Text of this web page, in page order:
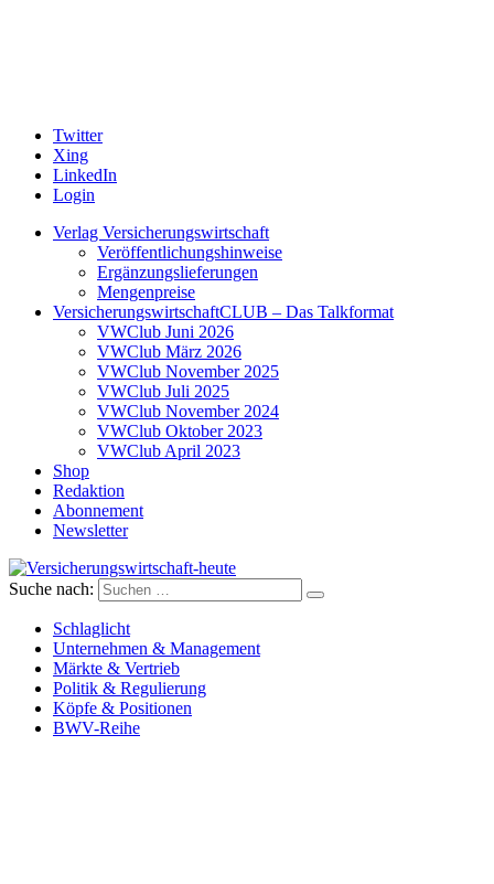
Twitter
Xing
LinkedIn
Login
Verlag Versicherungswirtschaft
Veröffentlichungshinweise
Ergänzungslieferungen
Mengenpreise
VersicherungswirtschaftCLUB – Das Talkformat
VWClub Juni 2026
VWClub März 2026
VWClub November 2025
VWClub Juli 2025
VWClub November 2024
VWClub Oktober 2023
VWClub April 2023
Shop
Redaktion
Abonnement
Newsletter
Versicherungswirtschaft-heute
Suche nach:
Schlaglicht
Unternehmen & Management
Märkte & Vertrieb
Politik & Regulierung
Köpfe & Positionen
BWV-Reihe